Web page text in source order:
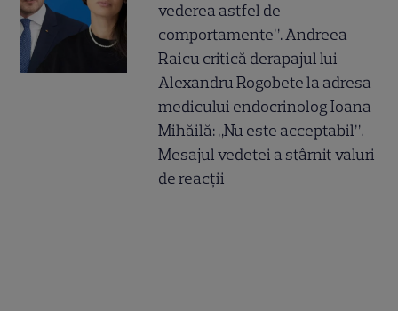
vederea astfel de
comportamente”. Andreea
Raicu critică derapajul lui
Alexandru Rogobete la adresa
medicului endocrinolog Ioana
Mihăilă: „Nu este acceptabil”.
Mesajul vedetei a stârnit valuri
de reacții